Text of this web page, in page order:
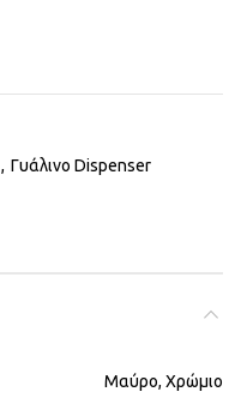
, Γυάλινο Dispenser
Μαύρο, Χρώμιο